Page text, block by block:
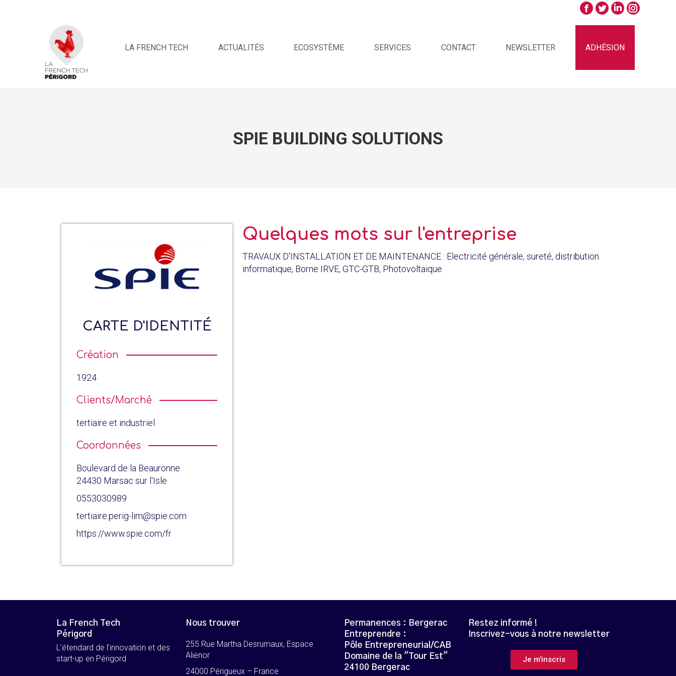
LA FRENCH TECH ACTUALITÉS ECOSYSTÈME SERVICES CONTACT NEWSLETTER ADHÉSION
SPIE BUILDING SOLUTIONS
CARTE D'IDENTITÉ
Création
1924
Clients/Marché
tertiaire et industriel
Coordonnées
Boulevard de la Beauronne
24430 Marsac sur l'Isle
0553030989
tertiaire.perig-lim@spie.com
https://www.spie.com/fr
Quelques mots sur l'entreprise
TRAVAUX D'INSTALLATION ET DE MAINTENANCE : Electricité générale, sureté, distribution
informatique, Borne IRVE, GTC-GTB, Photovoltaique
La French Tech
Périgord
L’étendard de l’innovation et des
start-up en Périgord
Nous trouver
255 Rue Martha Desrumaux, Espace
Alienor
24000 Périgueux – France
Permanences : Bergerac
Entreprendre :
Pôle Entrepreneurial/CAB
Domaine de la "Tour Est"
24100 Bergerac
Restez informé !
Inscrivez-vous à notre newsletter
Je m'inscris